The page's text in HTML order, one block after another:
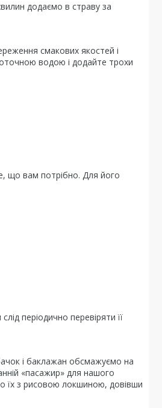
додаємо в страву за
смакових якостей і
водою і додайте трохи
що вам потрібно. Для його
періодично перевіряти її
і баклажан обсмажуємо на
«пасажир» для нашого
їх з рисовою локшиною, довівши